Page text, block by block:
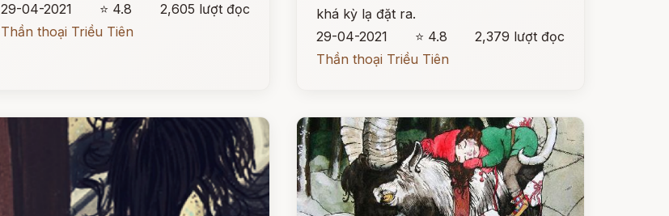
29-04-2021
⭐ 4.8
2,605 lượt đọc
Thần thoại Triều Tiên
khá kỳ lạ đặt ra.
29-04-2021
⭐ 4.8
2,379 lượt đọc
Thần thoại Triều Tiên